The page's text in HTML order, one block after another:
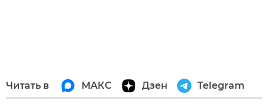
Читать в МАКС Дзен Telegram